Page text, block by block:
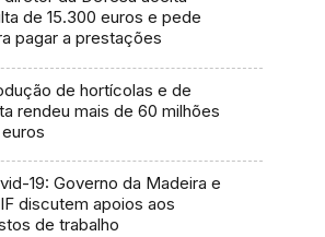
de 15.300 euros e pede
pagar a prestações
de hortícolas e de
rendeu mais de 60 milhões
19: Governo da Madeira e
discutem apoios aos
de trabalho